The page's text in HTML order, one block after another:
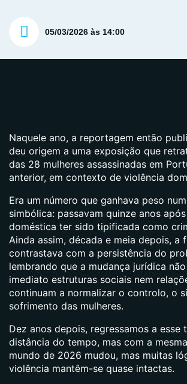
05/03/2026 às 14:00
Naquele ano, a reportagem então
deu origem a uma exposição que
das 28 mulheres assassinadas em
anterior, em contexto de violência
Era um número que ganhava peso
simbólica: passavam quinze anos
doméstica ter sido tipificada como
Ainda assim, década e meia depois, a
contrastava com a persistência do
lembrando que a mudança jurídica
imediato estruturas sociais nem
continuam a normalizar o controlo, o
sofrimento das mulheres.
Dez anos depois, regressamos a esse
distância do tempo, mas com a
mundo de 2026 mudou, mas muitas
violência mantêm-se quase intactas.